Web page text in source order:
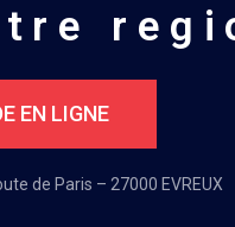
EN LIGNE
de Paris – 27000 EVREUX